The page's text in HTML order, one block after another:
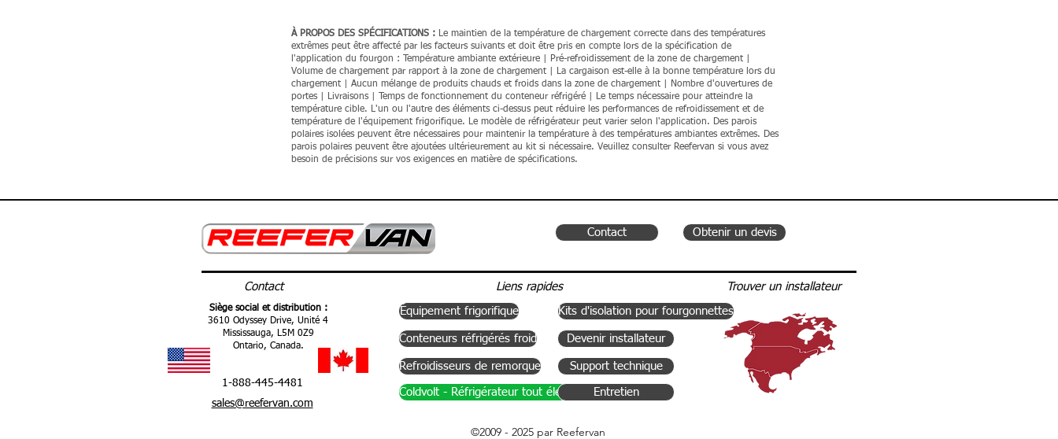
À PROPOS DES SPÉCIFICATIONS : Le maintien de la température de chargement correcte dans des températures
extrêmes peut être affecté par les facteurs suivants et doit être pris en compte lors de la spécification de
l'application du fourgon :
Température ambiante extérieure | Pré-refroidissement de la zone de chargement |
Volume de chargement par rapport à la zone de chargement | La cargaison est-elle à la bonne température lors du
chargement | Aucun mélange de produits chauds et froids dans la zone de chargement | Nombre d'ouvertures de
portes | Livraisons | Temps de fonctionnement du conteneur réfrigéré | Le temps nécessaire pour atteindre la
température cible. L'un ou l'autre des éléments ci-dessus peut réduire les performances de refroidissement et de
température de l'équipement frigorifique. Le modèle de réfrigérateur peut varier selon l'application. Des parois
polaires isolées peuvent être nécessaires pour maintenir la température à des températures ambiantes extrêmes. Des
parois polaires peuvent être ajoutées ultérieurement au kit si nécessaire. Veuillez consulter Reefervan si vous avez
besoin de précisions sur vos exigences en matière de spécifications.
Contact Obtenir un devis
Contact
Siège social et distribution :
3610 Odyssey Drive, Unité 4
Mississauga, L5M 0Z9
Ontario, Canada.
1-888-445-4481
sales@reefervan.com
Liens rapides
Équipement frigorifique
Conteneurs réfrigérés froid
Refroidisseurs de remorque
Coldvolt - Réfrigérateur tout électrique
Kits d'isolation pour fourgonnettes
Devenir installateur
Support technique
Entretien
Trouver un installateur
©2009 - 2025 par Reefervan